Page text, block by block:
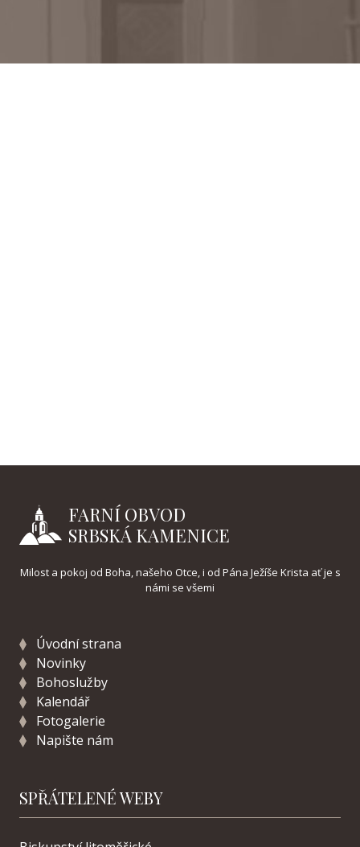
FARNÍ OBVOD
SRBSKÁ KAMENICE
Milost a pokoj od Boha, našeho Otce, i od Pána Ježíše Krista ať je s
námi se všemi
Úvodní strana
Novinky
Bohoslužby
Kalendář
Fotogalerie
Napište nám
SPŘÁTELENÉ WEBY